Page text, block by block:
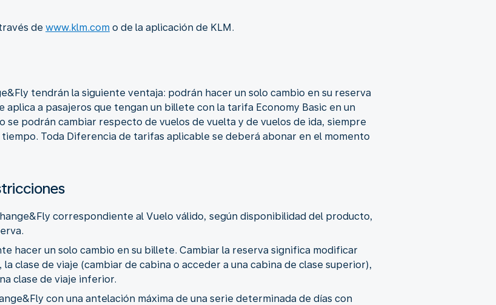
de www.klm.com o de la aplicación de KLM.
tendrán la siguiente ventaja: podrán hacer un solo cambio en su reserva
aplica a pasajeros que tengan un billete con la tarifa Economy Basic en un
se podrán cambiar respecto de vuelos de vuelta y de vuelos de ida, siempre
Toda Diferencia de tarifas aplicable se deberá abonar en el momento
correspondiente al Vuelo válido, según disponibilidad del producto,
hacer un solo cambio en su billete. Cambiar la reserva significa modificar
clase de viaje (cambiar de cabina o acceder a una cabina de clase superior),
clase de viaje inferior.
con una antelación máxima de una serie determinada de días con